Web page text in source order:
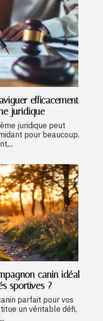
efficacement
juridique
juridique peut
pour beaucoup.
canin idéal
sportives ?
parfait pour vos
un véritable défi,